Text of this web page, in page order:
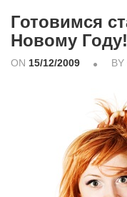
Готовимся
Новому Году!
ON 15/12/2009 BY